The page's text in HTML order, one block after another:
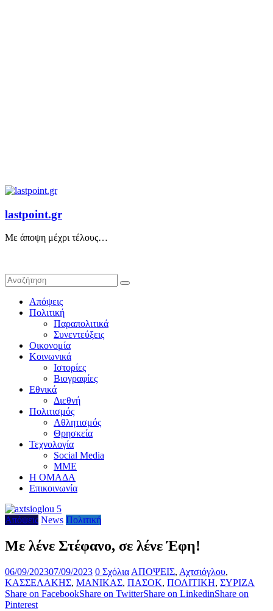
lastpoint.gr
Με άποψη μέχρι τέλους…
Απόψεις
Πολιτική
Παραπολιτικά
Συνεντεύξεις
Οικονομία
Κοινωνικά
Ιστορίες
Βιογραφίες
Εθνικά
Διεθνή
Πολιτισμός
Αθλητισμός
Θρησκεία
Τεχνολογία
Social Media
ΜΜΕ
Η ΟΜΑΔΑ
Επικοινωνία
Απόψεις News Πολιτική
Με λένε Στέφανο, σε λένε Έφη!
06/09/202307/09/2023 0 Σχόλια ΑΠΟΨΕΙΣ, Αχτσιόγλου,
ΚΑΣΣΕΛΑΚΗΣ, ΜΑΝΙΚΑΣ, ΠΑΣΟΚ, ΠΟΛΙΤΙΚΗ, ΣΥΡΙΖΑ
Share on FacebookShare on TwitterShare on LinkedinShare on
Pinterest